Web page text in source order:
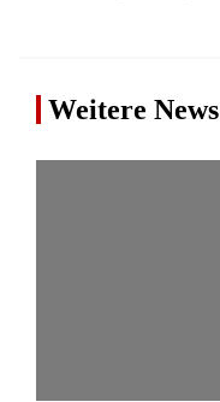
Weitere News